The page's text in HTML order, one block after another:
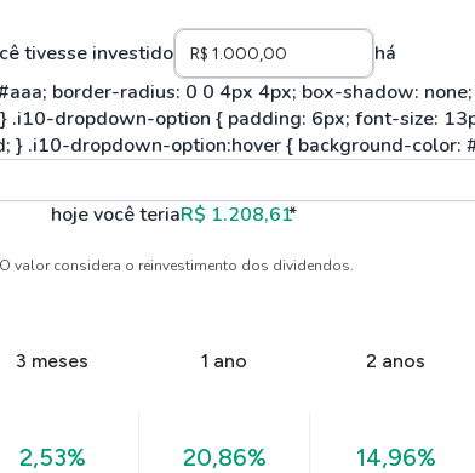
tivesse investido há
hoje você teriaR$ 1.208,61*
valor considera o reinvestimento dos dividendos.
3 meses 1 ano 2 anos
2,53% 20,86% 14,96%